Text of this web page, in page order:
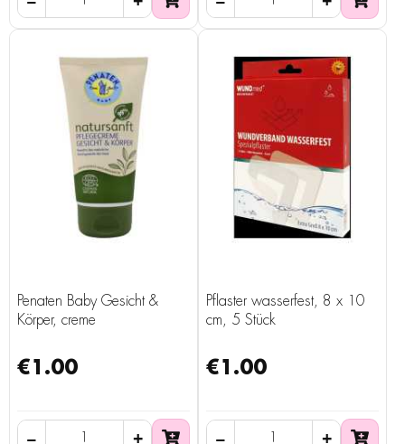
Penaten Baby Gesicht &
Körper, creme
€1.00
Pflaster wasserfest, 8 x 10
cm, 5 Stück
€1.00